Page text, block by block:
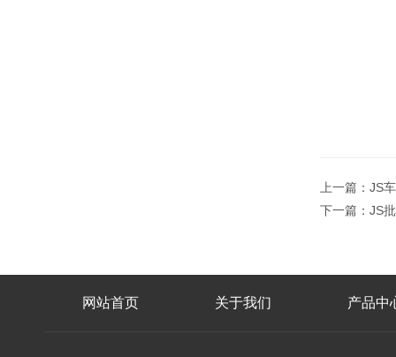
上一篇： JS
下一篇： JS
网站首页 关于我们 产品中